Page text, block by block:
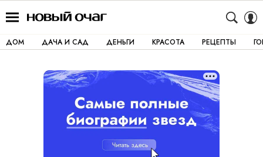
ДОМ ДАЧА И САД ДЕНЬГИ КРАСОТА РЕЦЕПТЫ